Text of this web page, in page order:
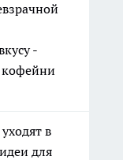
-
кофейни
в
для